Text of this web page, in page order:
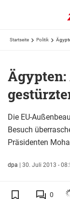
Startseite Politik
Die EU-
Besuch
Präsidenten
dpa | 30. Juli 2013 -
0